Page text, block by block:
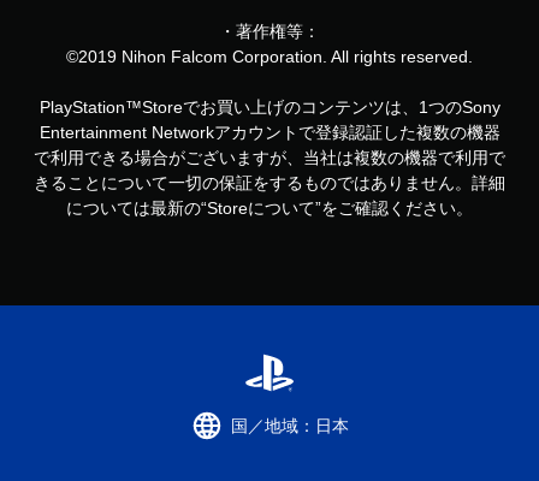
・著作権等：
©2019 Nihon Falcom Corporation. All rights reserved.
PlayStation™Storeでお買い上げのコンテンツは、1つのSony
Entertainment Networkアカウントで登録認証した複数の機器
で利用できる場合がございますが、当社は複数の機器で利用で
きることについて一切の保証をするものではありません。詳細
については最新の“Storeについて”をご確認ください。
国／地域：日本